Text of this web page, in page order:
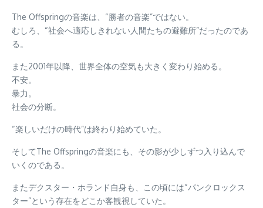
The Offspringの音楽は、“勝者の音楽”ではない。
むしろ、“社会へ適応しきれない人間たちの避難所”だったのであ
る。
また2001年以降、世界全体の空気も大きく変わり始める。
不安。
暴力。
社会の分断。
“楽しいだけの時代”は終わり始めていた。
そしてThe Offspringの音楽にも、その影が少しずつ入り込んで
いくのである。
またデクスター・ホランド自身も、この頃には“パンクロックス
ター”という存在をどこか客観視していた。